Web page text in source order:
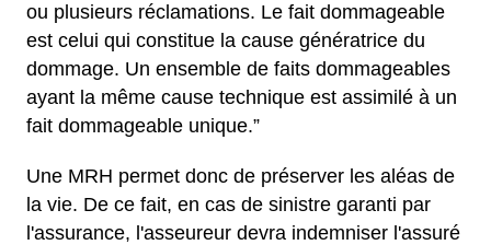
ou plusieurs réclamations. Le fait dommageable
est celui qui constitue la cause génératrice du
dommage. Un ensemble de faits dommageables
ayant la même cause technique est assimilé à un
fait dommageable unique.”
Une MRH permet donc de préserver les aléas de
la vie. De ce fait, en cas de sinistre garanti par
l'assurance, l'asseureur devra indemniser l'assuré